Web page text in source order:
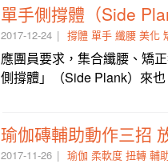
2017-12-24 撐體 單手 纖腰 美化
應團員要求，集合纖腰、矯
瑜伽磚輔助動作三招
2017-11-26 瑜伽 柔軟度 扭轉 輔